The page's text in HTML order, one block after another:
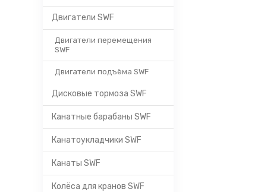
Двигатели SWF
Двигатели перемещения
SWF
Двигатели подъёма SWF
Дисковые тормоза SWF
Канатные барабаны SWF
Канатоукладчики SWF
Канаты SWF
Колёса для кранов SWF